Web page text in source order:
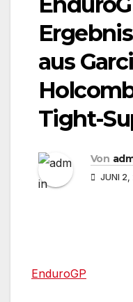
aus
Tight-
Von
JUNI 2,
EnduroGP